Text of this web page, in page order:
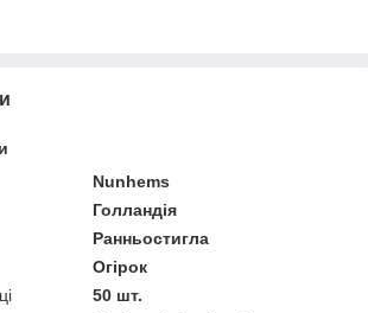
Nunhems
Голландія
Ранньостигла
Огірок
50 шт.